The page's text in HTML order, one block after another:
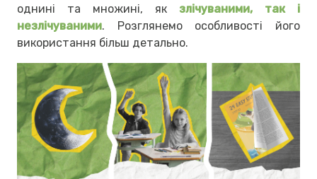
однині та множині, як злічуваними, так і
незлічуваними. Розглянемо особливості його
використання більш детально.